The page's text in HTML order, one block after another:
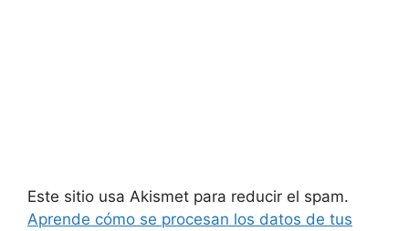
Este sitio usa Akismet para reducir el spam.
Aprende cómo se procesan los datos de tus